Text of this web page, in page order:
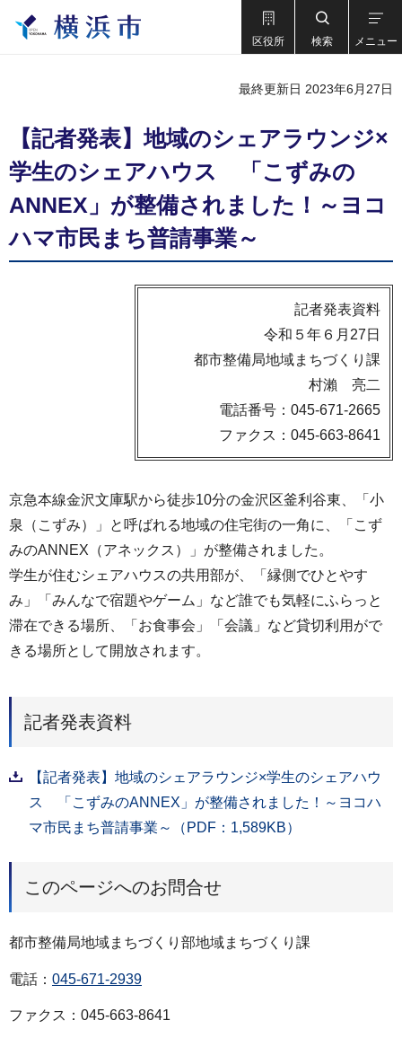
区役所 検索 メニュー
最終更新日 2023年6月27日
【記者発表】地域のシェアラウンジ×
学生のシェアハウス 「こずみの
ANNEX」が整備されました！～ヨコ
ハマ市民まち普請事業～
記者発表資料
令和５年６月27日
都市整備局地域まちづくり課
村瀨 亮二
電話番号：045-671-2665
ファクス：045-663-8641
京急本線金沢文庫駅から徒歩10分の金沢区釜利谷東、「小
泉（こずみ）」と呼ばれる地域の住宅街の一角に、「こず
みのANNEX（アネックス）」が整備されました。
学生が住むシェアハウスの共用部が、「縁側でひとやす
み」「みんなで宿題やゲーム」など誰でも気軽にふらっと
滞在できる場所、「お食事会」「会議」など貸切利用がで
きる場所として開放されます。
記者発表資料
【記者発表】地域のシェアラウンジ×学生のシェアハウ
ス 「こずみのANNEX」が整備されました！～ヨコハ
マ市民まち普請事業～（PDF：1,589KB）
このページへのお問合せ
都市整備局地域まちづくり部地域まちづくり課
電話： 045-671-2939
ファクス：045-663-8641